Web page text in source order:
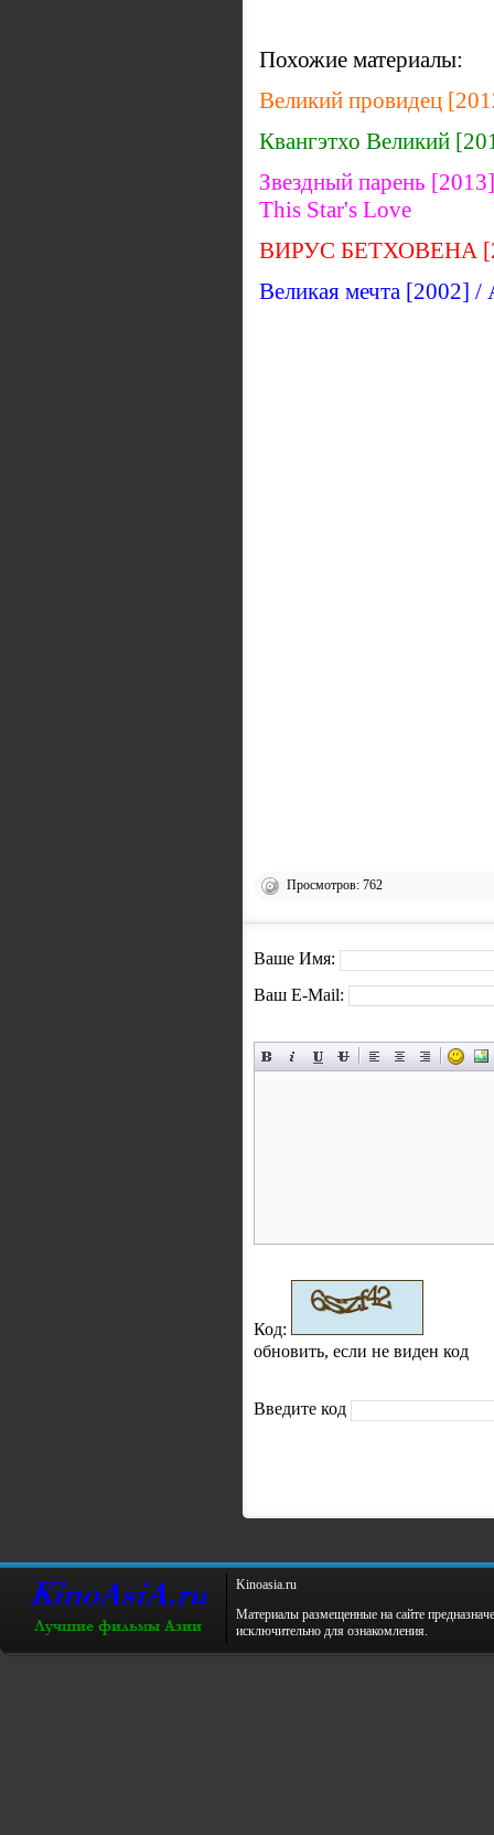
Похожие материалы:
Великий провидец
Квангэтхо Великий
Звездный парень
This Star's Love
ВИРУС БЕТХОВЕНА
Великая мечта [2002] /
Просмотров: 762
Ваше Имя:
Ваш E-Mail:
Код:
обновить, если не виден код
Введите код
Kinoаsiа.ru
Материалы размещенные на сайте
исключительно для ознакомления.